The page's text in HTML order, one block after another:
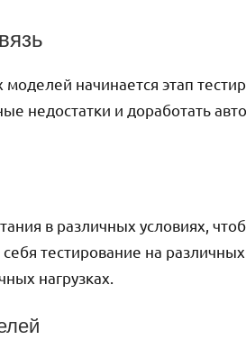
начинается этап
недостатки и доработать
в различных условиях,
тестирование на
нагрузках.